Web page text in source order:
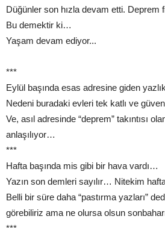
Düğünler son hızla devam etti. Deprem
Bu demektir ki…
Yaşam devam ediyor...
***
Eylül başında esas adresine giden
Nedeni buradaki evleri tek katlı ve
Ve, asıl adresinde “deprem” takıntısı
anlaşılıyor…
***
Hafta başında mis gibi bir hava vardı…
Yazın son demleri sayılır… Nitekim
Belli bir süre daha “pastırma yazları”
görebiliriz ama ne olursa olsun